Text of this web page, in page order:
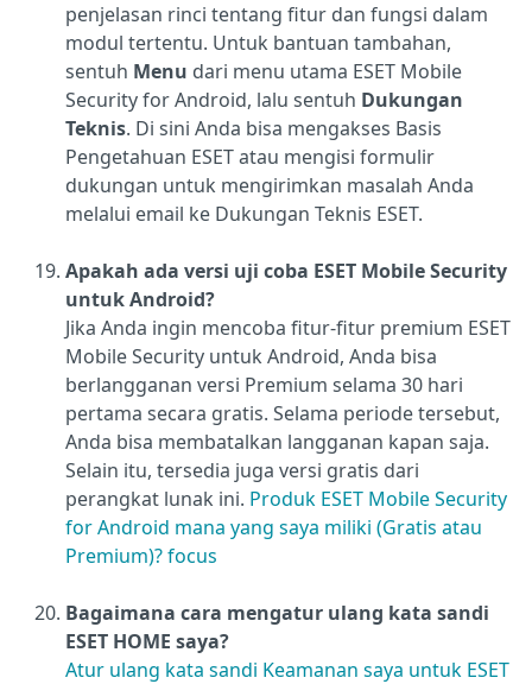
penjelasan rinci tentang fitur dan fungsi dalam
modul tertentu. Untuk bantuan tambahan,
sentuh Menu dari menu utama ESET Mobile
Security for Android, lalu sentuh Dukungan
Teknis. Di sini Anda bisa mengakses Basis
Pengetahuan ESET atau mengisi formulir
dukungan untuk mengirimkan masalah Anda
melalui email ke Dukungan Teknis ESET.
Apakah ada versi uji coba ESET Mobile Security
untuk Android?
Jika Anda ingin mencoba fitur-fitur premium ESET
Mobile Security untuk Android, Anda bisa
berlangganan versi Premium selama 30 hari
pertama secara gratis. Selama periode tersebut,
Anda bisa membatalkan langganan kapan saja.
Selain itu, tersedia juga versi gratis dari
perangkat lunak ini. Produk ESET Mobile Security
for Android mana yang saya miliki (Gratis atau
Premium)? focus
Bagaimana cara mengatur ulang kata sandi
ESET HOME saya?
Atur ulang kata sandi Keamanan saya untuk ESET